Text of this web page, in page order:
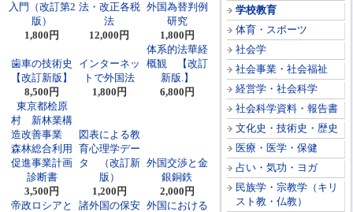
学校教育
体育・スポーツ
社会学
社会事業・社会福祉
経営学・社会科学
社会科学資料・報告書
文化史・技術史・歴史
医療・医学・保健
占い・気功・ヨガ
民族学・宗教学（キリ
スト教・仏教）
入門（改訂第2
版）
1,800円
法・改正各税
法
12,000円
外国為替判例
研究
1,800円
歯車の技術史
【改訂新版】
8,500円
インターネッ
トで外国法
1,800円
体系的法華経
概観 【改訂
新版.】
6,800円
東京都桧原
村 新林業構
造改善事業
森林総合利用
促進事業計画
診断書
3,500円
図表による教
育心理学デー
タ （改訂新
版）
1,200円
外国交渉と金
銀銅鉄
2,000円
帝政ロシアと
諸外国の保安 外国における